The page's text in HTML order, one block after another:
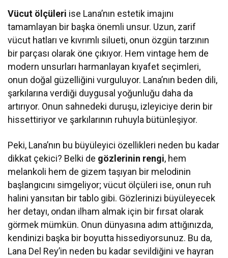
Vücut ölçüleri ise Lana’nın estetik imajını
tamamlayan bir başka önemli unsur. Uzun, zarif
vücut hatları ve kıvrımlı silueti, onun özgün tarzının
bir parçası olarak öne çıkıyor. Hem vintage hem de
modern unsurları harmanlayan kıyafet seçimleri,
onun doğal güzelliğini vurguluyor. Lana’nın beden dili,
şarkılarına verdiği duygusal yoğunluğu daha da
artırıyor. Onun sahnedeki duruşu, izleyiciye derin bir
hissettiriyor ve şarkılarının ruhuyla bütünleşiyor.
Peki, Lana’nın bu büyüleyici özellikleri neden bu kadar
dikkat çekici? Belki de gözlerinin rengi, hem
melankoli hem de gizem taşıyan bir melodinin
başlangıcını simgeliyor; vücut ölçüleri ise, onun ruh
halini yansıtan bir tablo gibi. Gözlerinizi büyüleyecek
her detayı, ondan ilham almak için bir fırsat olarak
görmek mümkün. Onun dünyasına adım attığınızda,
kendinizi başka bir boyutta hissediyorsunuz. Bu da,
Lana Del Rey’in neden bu kadar sevildiğini ve hayran